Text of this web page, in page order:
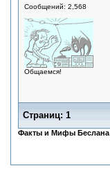
Сообщений: 2,568
Общаемся!
Страниц: 1
Факты и Мифы Беслана